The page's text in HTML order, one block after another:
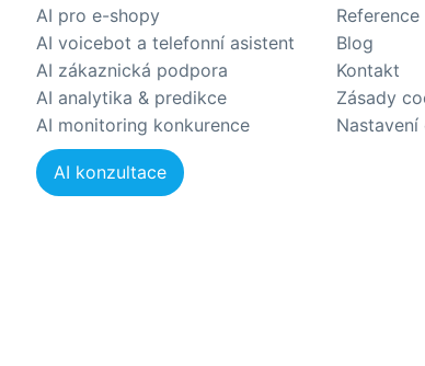
AI pro e-shopy
AI voicebot a telefonní asistent
AI zákaznická podpora
AI analytika & predikce
AI monitoring konkurence
AI konzultace
Reference
Blog
Kontakt
Zásady